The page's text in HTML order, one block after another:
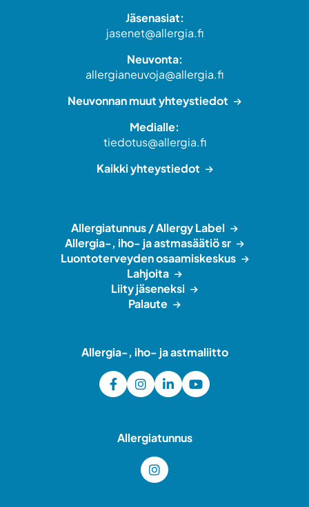
Jäsenasiat:
jasenet@allergia.fi
Neuvonta:
allergianeuvoja@allergia.fi
Neuvonnan muut yhteystiedot
Medialle:
tiedotus@allergia.fi
Kaikki yhteystiedot
Allergiatunnus / Allergy Label
Allergia-, iho- ja astmasäätiö sr
Luontoterveyden osaamiskeskus
Lahjoita
Liity jäseneksi
Palaute
Allergia-, iho- ja astmaliitto
Allergiatunnus